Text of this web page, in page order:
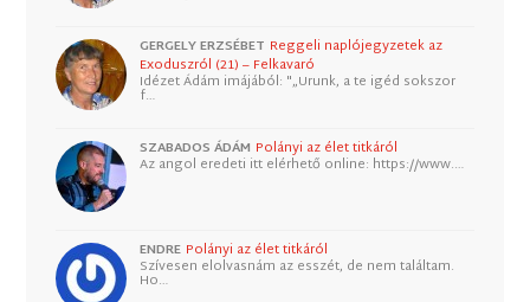
GERGELY ERZSÉBET Reggeli naplójegyzetek az
Exoduszról (21) – Felkavaró
Idézet Ádám imájából: "„Urunk, a te igéd sokszor
f…
SZABADOS ÁDÁM Polányi az élet titkáról
Az angol eredeti itt elérhető online: https://www.…
ENDRE Polányi az élet titkáról
Szívesen elolvasnám az esszét, de nem találtam.
Ho…